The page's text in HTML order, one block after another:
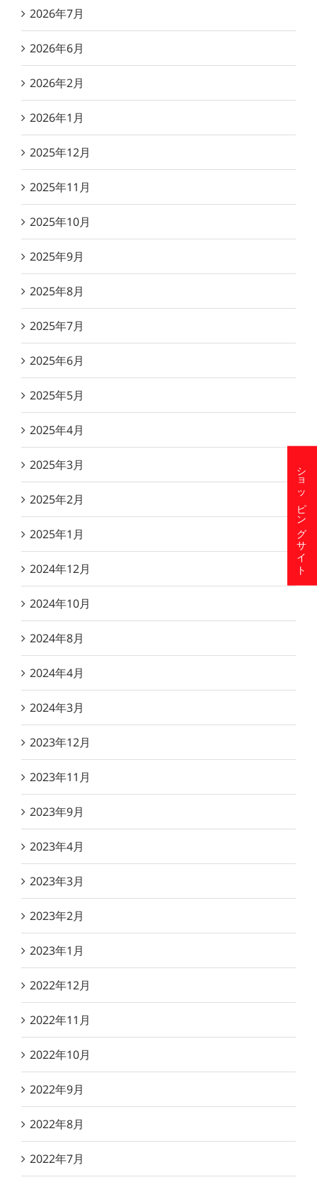
2026年7月
2026年6月
2026年2月
2026年1月
2025年12月
2025年11月
2025年10月
2025年9月
2025年8月
2025年7月
2025年6月
2025年5月
2025年4月
2025年3月
2025年2月
2025年1月
2024年12月
2024年10月
2024年8月
2024年4月
2024年3月
2023年12月
2023年11月
2023年9月
2023年4月
2023年3月
2023年2月
2023年1月
2022年12月
2022年11月
2022年10月
2022年9月
2022年8月
2022年7月
ショッピングサイト